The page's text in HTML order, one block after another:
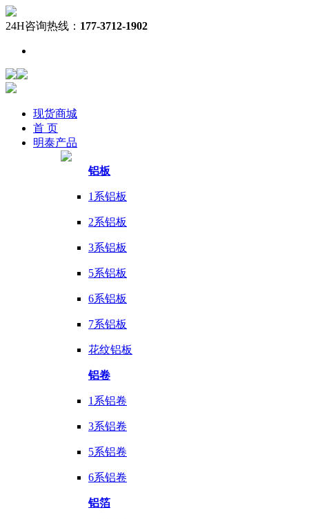
24H咨询热线： 177-3712-1902
现货商城
首 页
明泰产品
铝板
1系铝板
2系铝板
3系铝板
5系铝板
6系铝板
7系铝板
花纹铝板
铝卷
1系铝卷
3系铝卷
5系铝卷
6系铝卷
铝箔